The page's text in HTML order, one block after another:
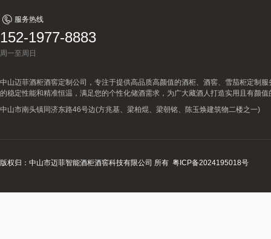
服务热线
152-1977-8883
周一至周日
中山迈菲酒柜酒窖定制公司，专注于提供高品质高颜值的酒柜、酒窖、雪茄柜定制
的稳定性能和精准恒温，满足您的个性化储酒需求，为广大藏酒人打造实用且有颜值
中山市南头镇同济东路46号边(方兆基、梁柏焜、梁朝铭、陈玉焕建筑物二楼之一)
版权归：中山市迈菲智能酒柜酒窖科技有限公司 所有 粤ICP备2024195018号